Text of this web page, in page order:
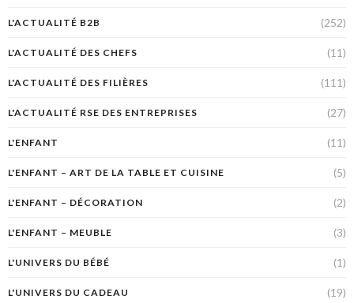
L'ACTUALITÉ B2B (252)
L'ACTUALITÉ DES CHEFS (11)
L'ACTUALITÉ DES FILIÈRES (111)
L'ACTUALITÉ RSE DES ENTREPRISES (27)
L'ENFANT (11)
L'ENFANT – ART DE LA TABLE ET CUISINE (5)
L'ENFANT – DÉCORATION (2)
L'ENFANT – MEUBLE (3)
L'UNIVERS DU BÉBÉ (1)
L'UNIVERS DU CADEAU (19)